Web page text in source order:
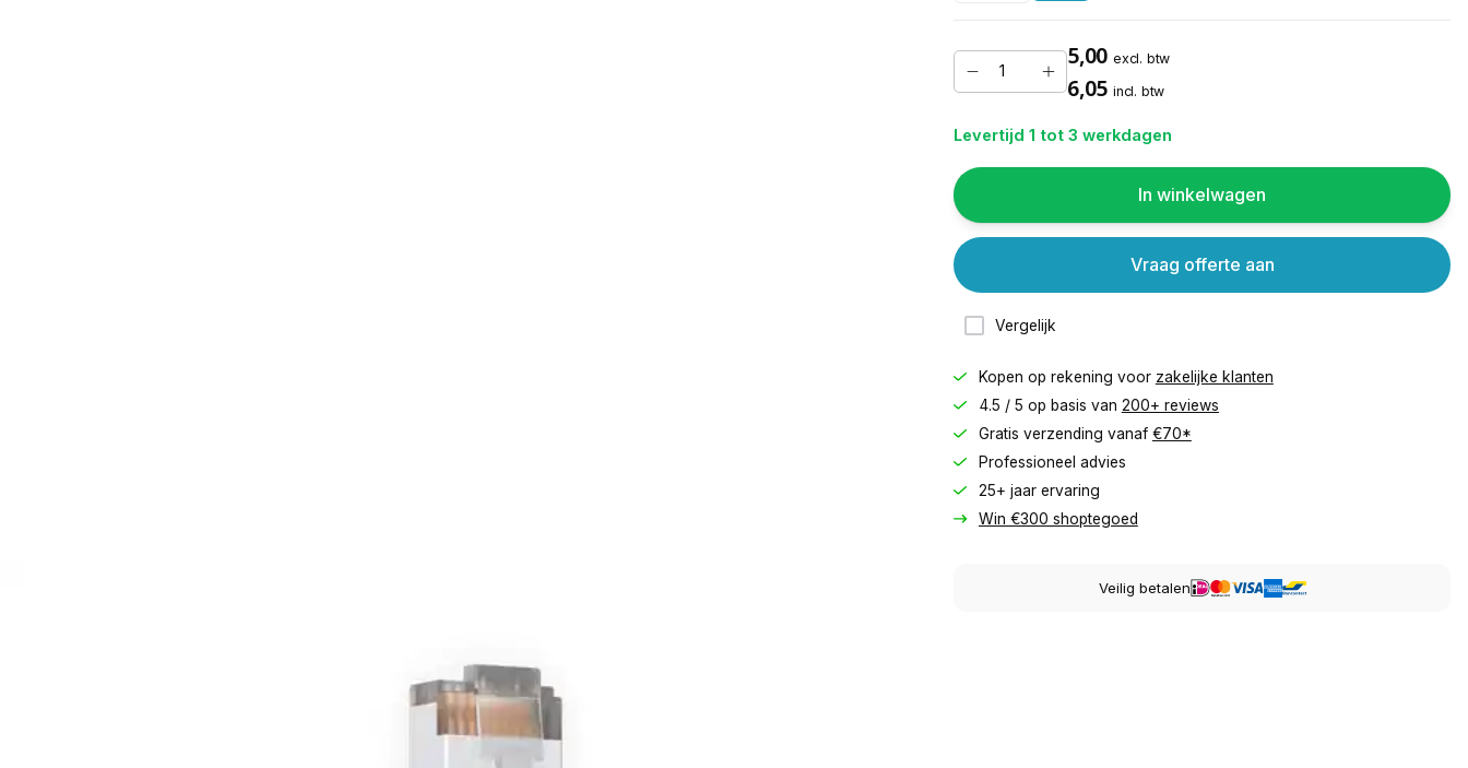
5,00 excl. btw
6,05 incl. btw
Levertijd 1 tot 3 werkdagen
In winkelwagen
Vergelijk
Vraag offerte aan
Kopen op rekening voor zakelijke klanten
4.5 / 5 op basis van 200+ reviews
Gratis verzending vanaf €70*
Professioneel advies
25+ jaar ervaring
Win €300 shoptegoed
Veilig betalen